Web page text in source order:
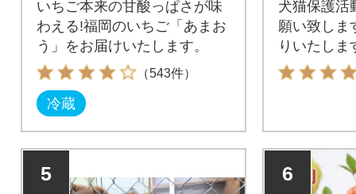
いちご本来の甘酸っぱさが味
わえる!福岡のいちご「あまお
う」をお届けいたします。
（543件）
冷蔵
犬猫保護活
願い致しま
りいたしま
5 6